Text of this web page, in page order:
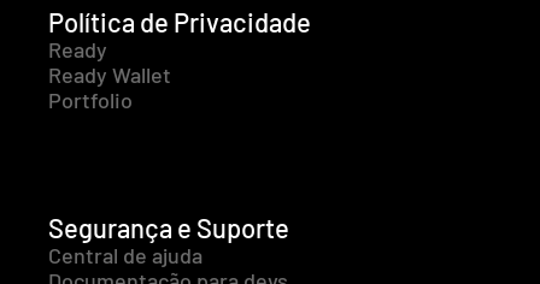
Política de Privacidade
Ready
Ready Wallet
Portfolio
Segurança e Suporte
Central de ajuda